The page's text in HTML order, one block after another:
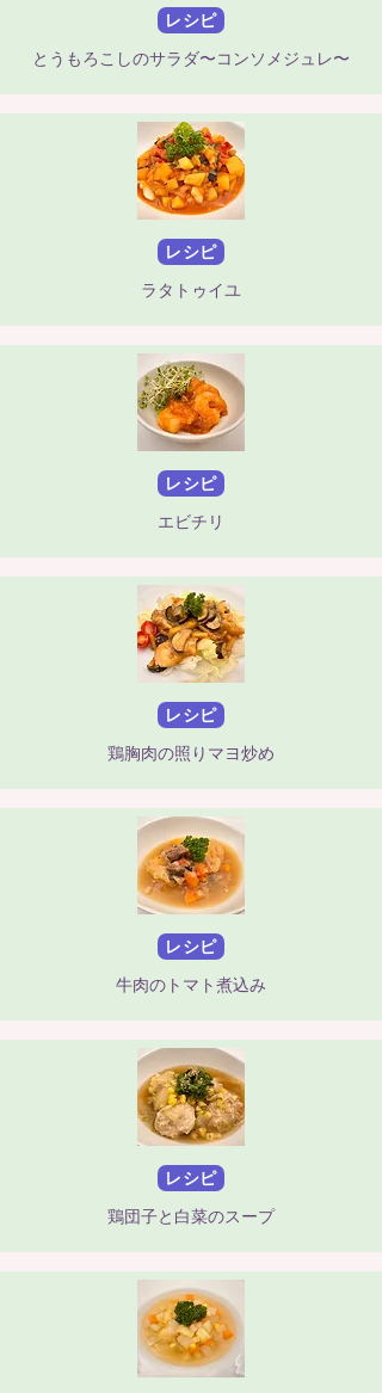
レシピ
とうもろこしのサラダ〜コンソメジュレ〜
レシピ
ラタトゥイユ
レシピ
エビチリ
レシピ
鶏胸肉の照りマヨ炒め
レシピ
牛肉のトマト煮込み
レシピ
鶏団子と白菜のスープ